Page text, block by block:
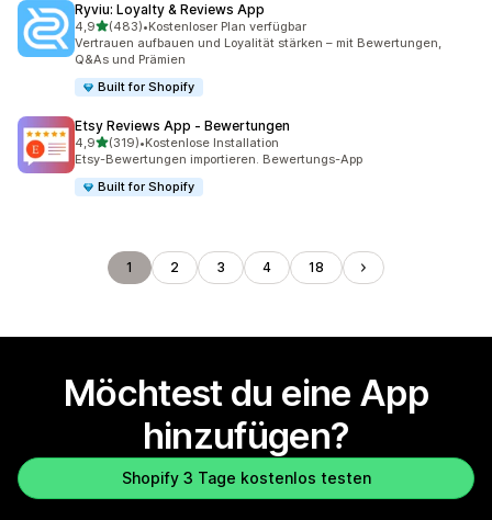
Ryviu: Loyalty & Reviews App
4,9von 5 Sternen
(483)
483 Rezensionen insgesamt
•Kostenloser Plan verfügbar
Vertrauen aufbauen und Loyalität stärken – mit Bewertungen,
Q&As und Prämien
Built for Shopify
Etsy Reviews App ‑ Bewertungen
4,9von 5 Sternen
(319)
319 Rezensionen insgesamt
•Kostenlose Installation
Etsy-Bewertungen importieren. Bewertungs-App
Built for Shopify
1 2 3 4 18
Möchtest du eine App
hinzufügen?
Shopify 3 Tage kostenlos testen